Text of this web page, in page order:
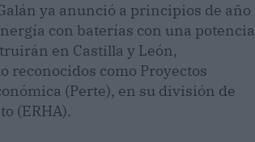
ya anunció a principios de año
con baterías con una potencia
en Castilla y León,
reconocidos como Proyectos
(Perte), en su división de
(ERHA).